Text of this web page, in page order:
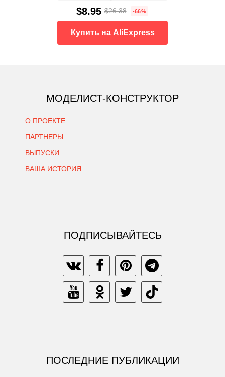
$8.95 $26.38 -66%
Купить на AliExpress
МОДЕЛИСТ-КОНСТРУКТОР
О ПРОЕКТЕ
ПАРТНЕРЫ
ВЫПУСКИ
ВАША ИСТОРИЯ
ПОДПИСЫВАЙТЕСЬ
ПОСЛЕДНИЕ ПУБЛИКАЦИИ